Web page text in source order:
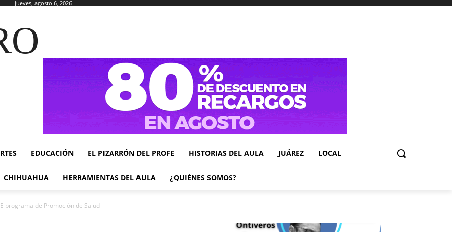
jueves, agosto 6, 2026
EDUCACIÓN EL PIZARRÓN DEL PROFE HISTORIAS DEL AULA JUÁREZ LOCAL
CHIHUAHUA HERRAMIENTAS DEL AULA ¿QUIÉNES SOMOS?
programa de Promoción de Salud